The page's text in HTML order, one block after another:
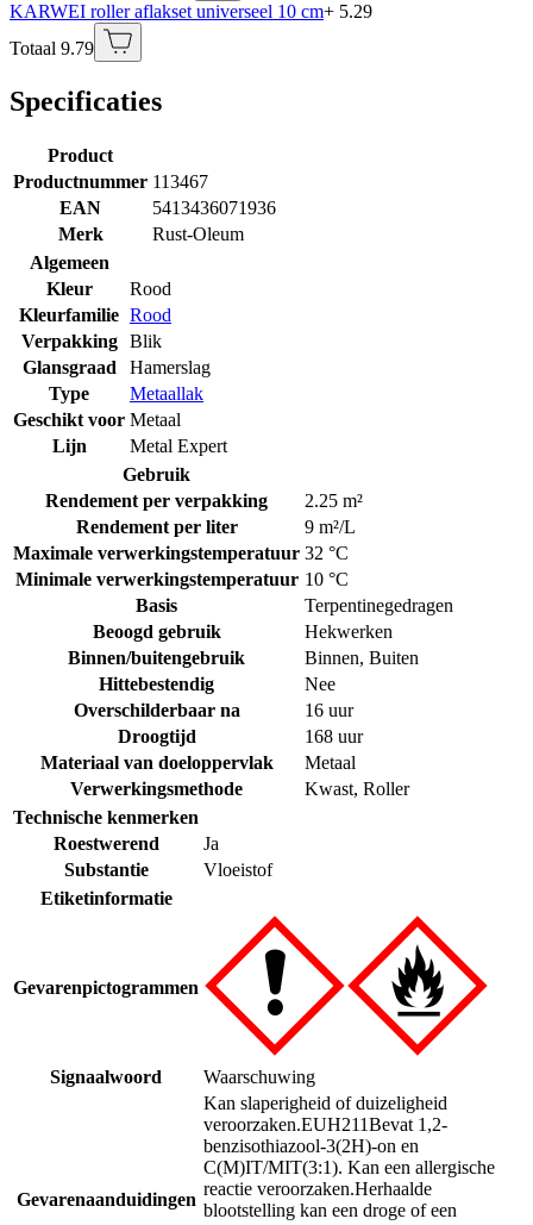
KARWEI roller aflakset universeel 10 cm+ 5.29
Totaal 9.79
Specificaties
Product
Productnummer 113467
EAN
5413436071936
Merk
Rust-Oleum
Algemeen
Kleur
Rood
Kleurfamilie Rood
Verpakking
Blik
Glansgraad
Hamerslag
Type
Metaallak
Geschikt voor Metaal
Lijn
Metal Expert
Gebruik
Rendement per verpakking
2.25 m²
Rendement per liter
9 m²/L
Maximale verwerkingstemperatuur 32 °C
Minimale verwerkingstemperatuur 10 °C
Basis
Terpentinegedragen
Beoogd gebruik
Hekwerken
Binnen/buitengebruik
Binnen, Buiten
Hittebestendig
Nee
Overschilderbaar na
16 uur
Droogtijd
168 uur
Materiaal van doeloppervlak
Metaal
Verwerkingsmethode
Kwast, Roller
Technische kenmerken
Roestwerend
Ja
Substantie
Vloeistof
Etiketinformatie
Gevarenpictogrammen
Signaalwoord Waarschuwing
Gevarenaanduidingen
Kan slaperigheid of duizeligheid
veroorzaken.EUH211Bevat 1,2-
benzisothiazool-3(2H)-on en
C(M)IT/MIT(3:1). Kan een allergische
reactie veroorzaken.Herhaalde
blootstelling kan een droge of een